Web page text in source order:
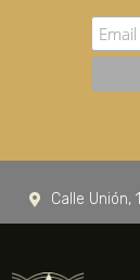
Calle Unión,